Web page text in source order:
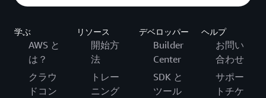
学ぶ
AWS と
は？
クラウ
ドコン
リソース
開始方
法
トレー
ニング
デベロッパー
Builder
Center
SDK と
ツール
ヘルプ
お問い
合わせ
サポー
トチケ